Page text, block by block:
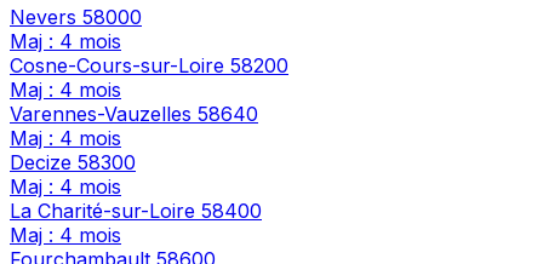
Nevers 58000
Maj : 4 mois
Cosne-Cours-sur-Loire 58200
Maj : 4 mois
Varennes-Vauzelles 58640
Maj : 4 mois
Decize 58300
Maj : 4 mois
La Charité-sur-Loire 58400
Maj : 4 mois
Fourchambault 58600